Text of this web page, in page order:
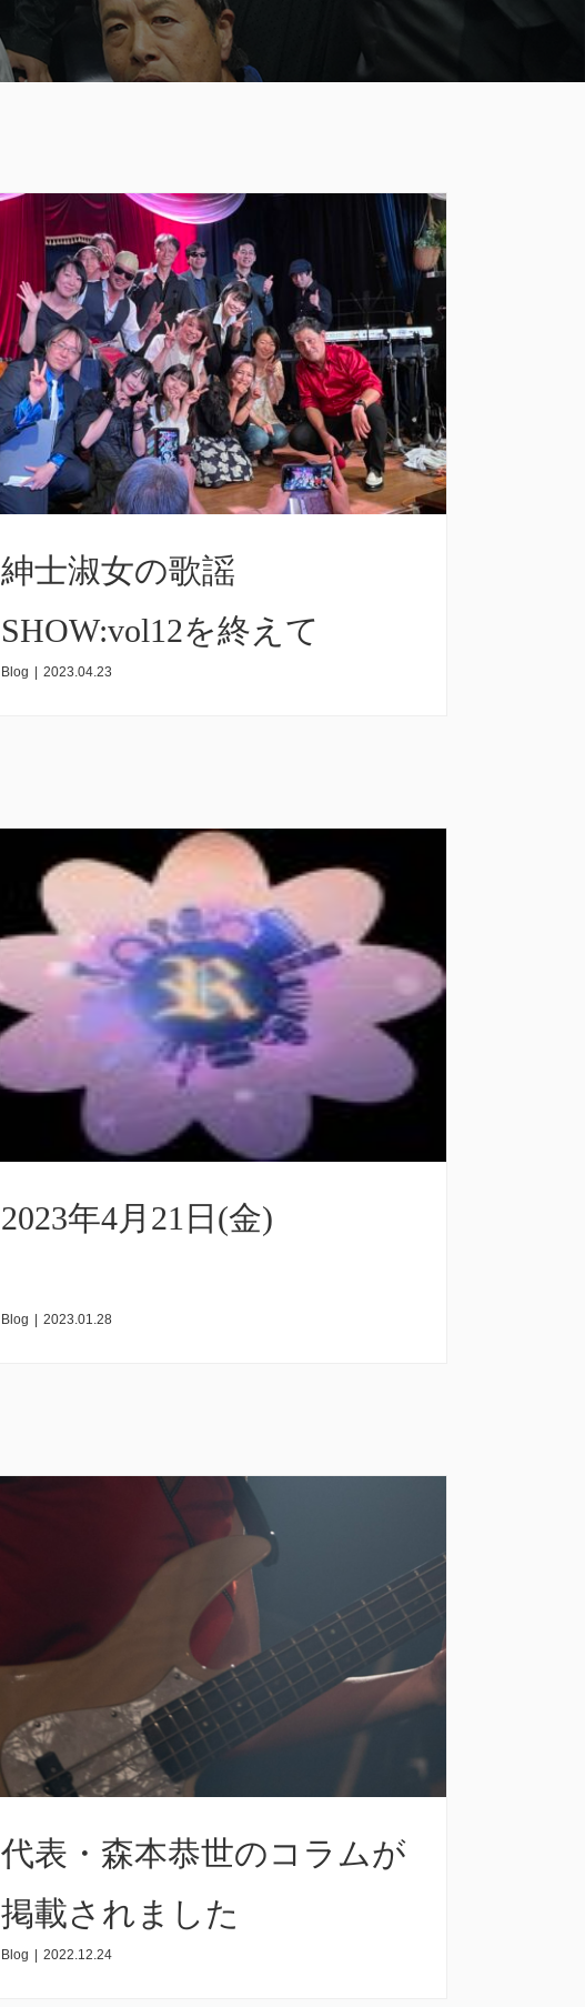
紳士淑女の歌謡
SHOW:vol12を終えて
Blog | 2023.04.23
2023年4月21日(金)
Blog 2023.01.28
代表・森本恭世のコラムが
掲載されました
Blog | 2022.12.24